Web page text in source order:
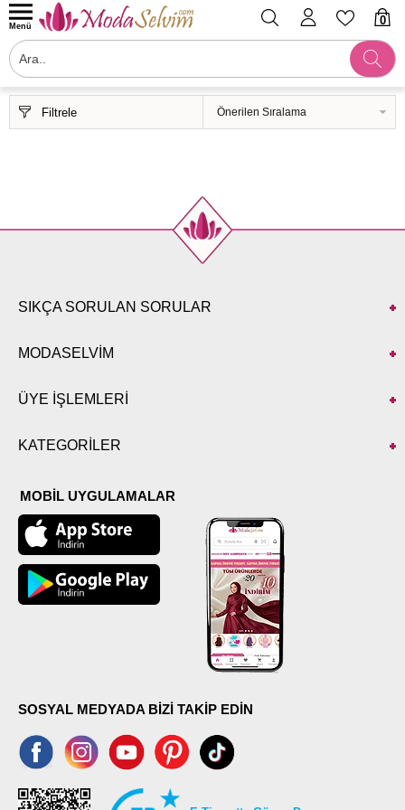
0
Menü
Filtrele
SIKÇA SORULAN SORULAR
MODASELVİM
ÜYE İŞLEMLERİ
KATEGORİLER
MOBİL UYGULAMALAR
SOSYAL MEDYADA BİZİ TAKİP EDİN